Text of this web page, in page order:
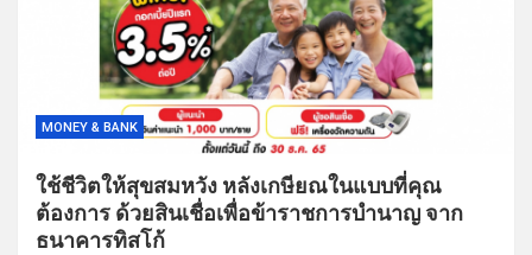
MONEY & BANK
ใช้ชีวิตให้สุขสมหวัง หลังเกษียณในแบบที่คุณ
ต้องการ ด้วยสินเชื่อเพื่อข้าราชการบำนาญ จาก
ธนาคารทิสโก้